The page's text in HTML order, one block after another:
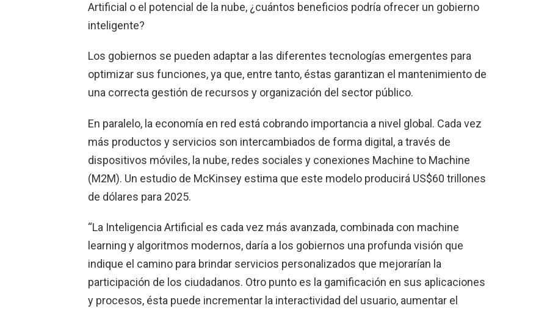
Artificial o el potencial de la nube, ¿cuántos beneficios podría ofrecer un gobierno
inteligente?
Los gobiernos se pueden adaptar a las diferentes tecnologías emergentes para
optimizar sus funciones, ya que, entre tanto, éstas garantizan el mantenimiento de
una correcta gestión de recursos y organización del sector público.
En paralelo, la economía en red está cobrando importancia a nivel global. Cada vez
más productos y servicios son intercambiados de forma digital, a través de
dispositivos móviles, la nube, redes sociales y conexiones Machine to Machine
(M2M). Un estudio de McKinsey estima que este modelo producirá US$60 trillones
de dólares para 2025.
“La Inteligencia Artificial es cada vez más avanzada, combinada con machine
learning y algoritmos modernos, daría a los gobiernos una profunda visión que
indique el camino para brindar servicios personalizados que mejorarían la
participación de los ciudadanos. Otro punto es la gamificación en sus aplicaciones
y procesos, ésta puede incrementar la interactividad del usuario, aumentar el